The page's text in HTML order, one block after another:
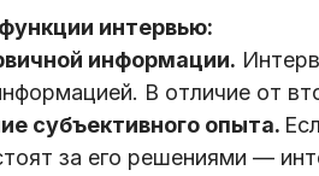
интервью:
информации.
В отличие от
субъективного опыта.
за его решениями —